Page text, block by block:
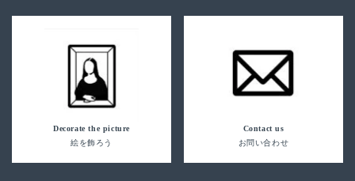
Decorate the picture
絵を飾ろう
Contact us
お問い合わせ